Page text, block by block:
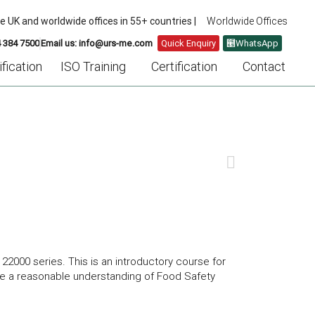
UK and worldwide offices in 55+ countries | Worldwide Offices
384 7500 Email us: info@urs-me.com Quick Enquiry WhatsApp
ISO Training Certification Contact
series. This is an introductory course for
a reasonable understanding of Food Safety